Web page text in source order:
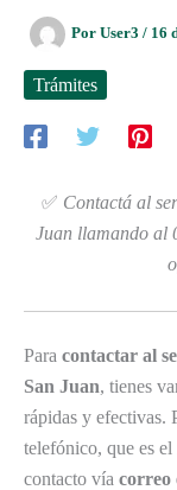
Por User3 / 16
Trámites
✅ Contactá al
Juan llamando al
Para contactar al
San Juan, tienes
rápidas y efectivas.
telefónico, que es
contacto vía correo